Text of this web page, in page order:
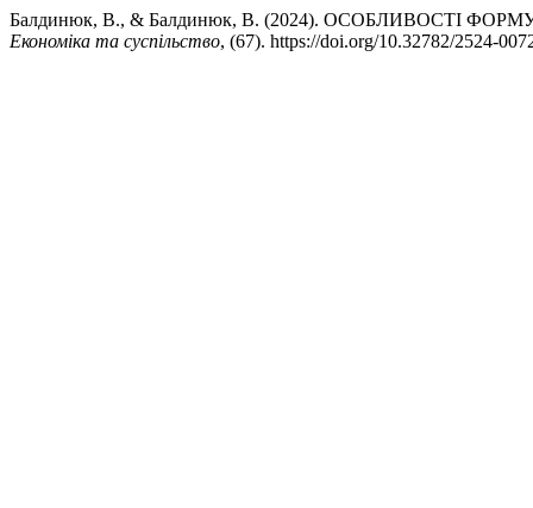
Балдинюк, В., & Балдинюк, В. (2024). ОСОБЛИВОСТІ
Економіка та суспільство, (67). https://doi.org/10.32782/2524-